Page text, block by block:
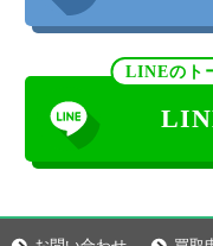
LINEのト